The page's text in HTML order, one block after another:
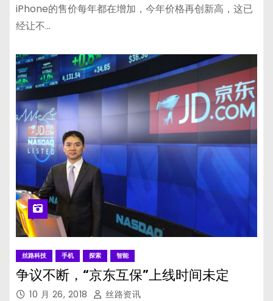
iPhone的售价每年都在增加，今年价格再创新高，这已
经让不…
丝路科技 手机 探索 智能
争议不断，“京东互保”上线时间未定
10 月 26, 2018 丝路资讯